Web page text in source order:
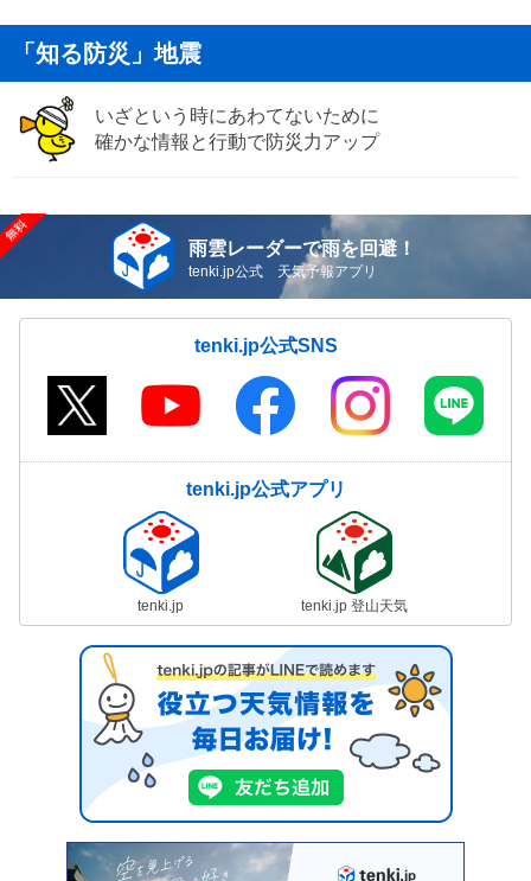
「知る防災」地震
いざという時にあわてないために
確かな情報と行動で防災力アップ
雨雲レーダーで雨を回避！
tenki.jp公式 天気予報アプリ
tenki.jp公式SNS
tenki.jp公式アプリ
tenki.jp tenki.jp 登山天気